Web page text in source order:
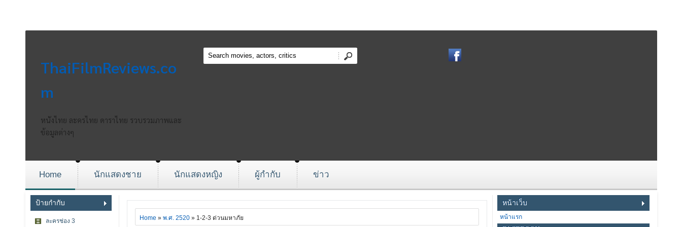
ThaiFilmReviews.co
m
หนังไทย ละครไทย ดาราไทย รวบรวมภาพและ
ข้อมูลต่างๆ
Home นักแสดงชาย นักแสดงหญิง ผู้กำกับ ข่าว
ป้ายกำกับ
ละครช่อง 3 Home » พ.ศ. 2520» 1-2-3 ด่วนมหาภัย
หน้าเว็บ
หน้าแรก